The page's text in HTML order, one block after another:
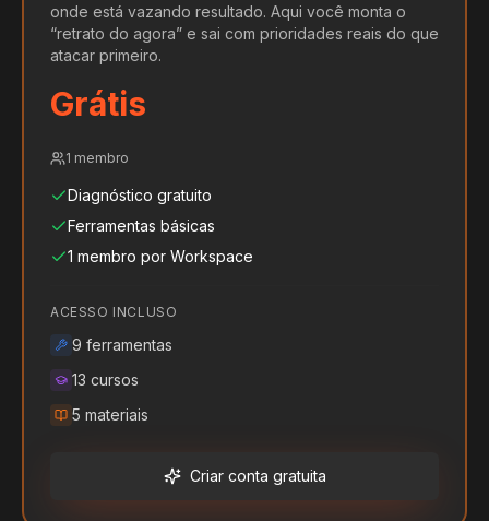
onde está vazando resultado. Aqui você monta o
“retrato do agora” e sai com prioridades reais do que
atacar primeiro.
Grátis
1 membro
Diagnóstico gratuito
Ferramentas básicas
1 membro por Workspace
ACESSO INCLUSO
9 ferramentas
13 cursos
5 materiais
Criar conta gratuita